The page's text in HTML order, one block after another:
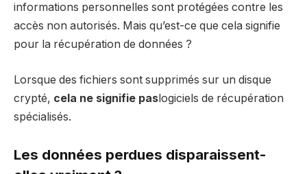
informations personnelles sont protégées contre les
accès non autorisés. Mais qu’est-ce que cela signifie
pour la récupération de données ?
Lorsque des fichiers sont supprimés sur un disque
crypté, cela ne signifie paslogiciels de récupération
spécialisés.
Les données perdues disparaissent-